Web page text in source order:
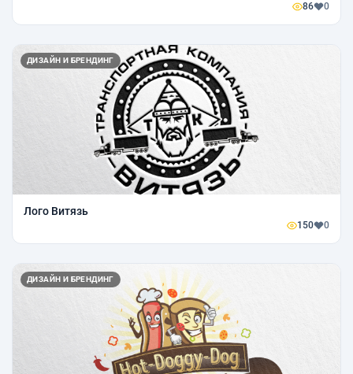
86 0
ДИЗАЙН И БРЕНДИНГ
Лого Витязь
150 0
ДИЗАЙН И БРЕНДИНГ